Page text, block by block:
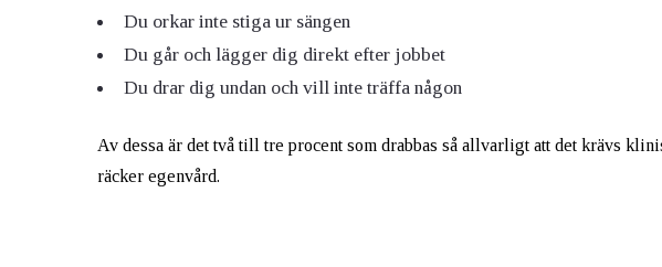
Du orkar inte stiga ur sängen
Du går och lägger dig direkt efter jobbet
Du drar dig undan och vill inte träffa någon
Av dessa är det två till tre procent som drabbas så allvarligt att det krävs
räcker egenvård.